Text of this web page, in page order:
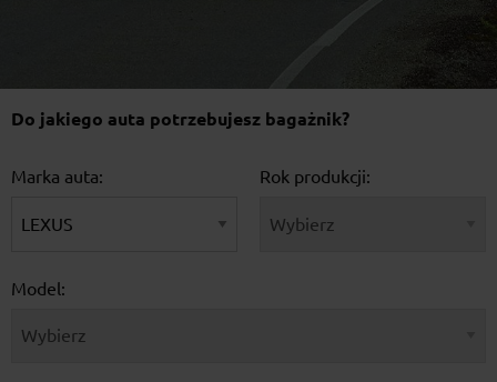
Do jakiego auta potrzebujesz bagażnik?
Marka auta: Rok produkcji:
Model: